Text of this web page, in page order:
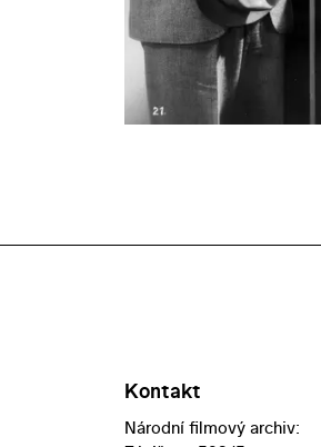
Kontakt
Národní filmový archiv: